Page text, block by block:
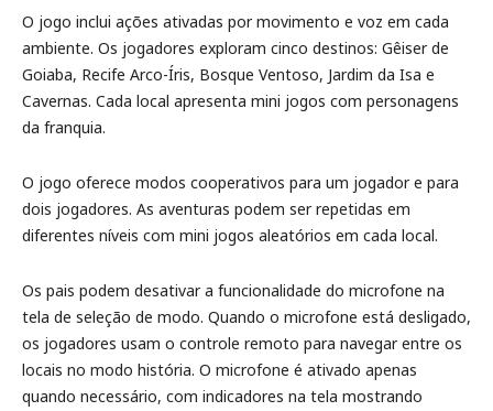
O jogo inclui ações ativadas por movimento e voz em cada
ambiente. Os jogadores exploram cinco destinos: Gêiser de
Goiaba, Recife Arco-Íris, Bosque Ventoso, Jardim da Isa e
Cavernas. Cada local apresenta mini jogos com personagens
da franquia.
O jogo oferece modos cooperativos para um jogador e para
dois jogadores. As aventuras podem ser repetidas em
diferentes níveis com mini jogos aleatórios em cada local.
Os pais podem desativar a funcionalidade do microfone na
tela de seleção de modo. Quando o microfone está desligado,
os jogadores usam o controle remoto para navegar entre os
locais no modo história. O microfone é ativado apenas
quando necessário, com indicadores na tela mostrando